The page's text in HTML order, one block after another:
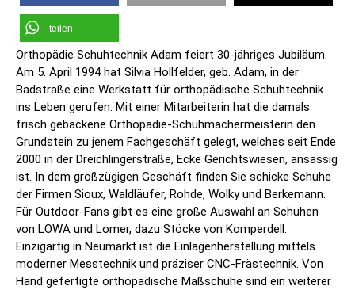
teilen
Orthopädie Schuhtechnik Adam feiert 30-jähriges Jubiläum.
Am 5. April 1994 hat Silvia Hollfelder, geb. Adam, in der
Badstraße eine Werkstatt für orthopädische Schuhtechnik
ins Leben gerufen. Mit einer Mitarbeiterin hat die damals
frisch gebackene Orthopädie-Schuhmachermeisterin den
Grundstein zu jenem Fachgeschäft gelegt, welches seit Ende
2000 in der Dreichlingerstraße, Ecke Gerichtswiesen, ansässig
ist. In dem großzügigen Geschäft finden Sie schicke Schuhe
der Firmen Sioux, Waldläufer, Rohde, Wolky und Berkemann.
Für Outdoor-Fans gibt es eine große Auswahl an Schuhen
von LOWA und Lomer, dazu Stöcke von Komperdell.
Einzigartig in Neumarkt ist die Einlagenherstellung mittels
moderner Messtechnik und präziser CNC-Frästechnik. Von
Hand gefertigte orthopädische Maßschuhe sind ein weiterer